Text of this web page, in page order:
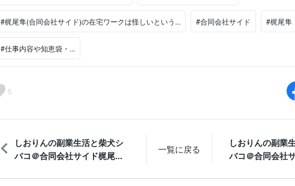
#梶尾隼(合同会社サイド)の在宅ワークは怪しいという... #合同会社サイド #梶尾隼
#仕事内容や知恵袋・...
5
しおりんの副業生活と柴犬シ
バコ＠合同会社サイド梶尾...
一覧に戻る
しおりんの副業
バコ＠合同会社